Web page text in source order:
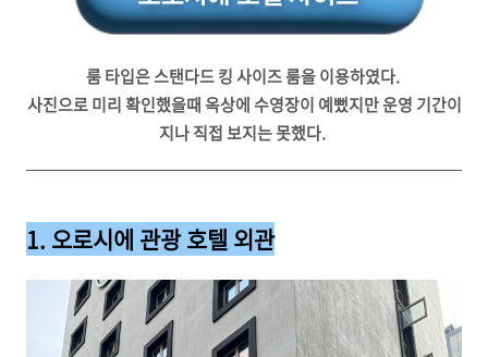
룸 타입은 스탠다드 킹 사이즈 룸을 이용하였다.
사진으로 미리 확인했을때 옥상에 수영장이 예뻤지만 운영 기간이
지나 직접 보지는 못했다.
1. 오로시에 관광 호텔 외관